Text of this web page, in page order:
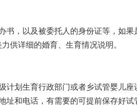
书，以及被委托人的身份证等，如果
供详细的婚育、生育情况说明。
计划生育行政部门或者乡试管婴儿座
址和电话，有需要的可提前保存好试